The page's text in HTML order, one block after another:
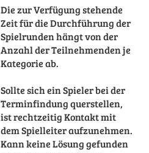
Die zur Verfügung stehende
Zeit für die Durchführung der
Spielrunden hängt von der
Anzahl der Teilnehmenden je
Kategorie ab.
Sollte sich ein Spieler bei der
Terminfindung querstellen,
ist rechtzeitig Kontakt mit
dem Spielleiter aufzunehmen.
Kann keine Lösung gefunden